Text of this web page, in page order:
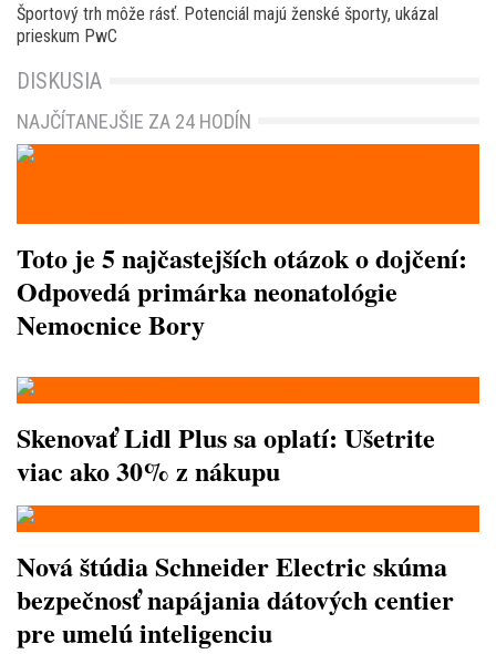
Športový trh môže rásť. Potenciál majú ženské športy, ukázal
prieskum PwC
DISKUSIA
NAJČÍTANEJŠIE ZA 24 HODÍN
Toto je 5 najčastejších otázok o dojčení:
Odpovedá primárka neonatológie
Nemocnice Bory
Skenovať Lidl Plus sa oplatí: Ušetrite
viac ako 30% z nákupu
Nová štúdia Schneider Electric skúma
bezpečnosť napájania dátových centier
pre umelú inteligenciu